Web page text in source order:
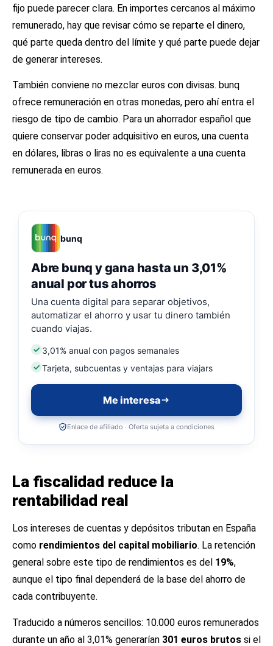
fijo puede parecer clara. En importes cercanos al máximo
remunerado, hay que revisar cómo se reparte el dinero,
qué parte queda dentro del límite y qué parte puede dejar
de generar intereses.
También conviene no mezclar euros con divisas. bunq
ofrece remuneración en otras monedas, pero ahí entra el
riesgo de tipo de cambio. Para un ahorrador español que
quiere conservar poder adquisitivo en euros, una cuenta
en dólares, libras o liras no es equivalente a una cuenta
remunerada en euros.
bunq
Abre bunq y gana hasta un 3,01%
anual por tus ahorros
Una cuenta digital para separar objetivos,
automatizar el ahorro y usar tu dinero también
cuando viajas.
3,01% anual con pagos semanales
Tarjeta, subcuentas y ventajas para viajars
Me interesa
Enlace de afiliado · Oferta sujeta a condiciones
La fiscalidad reduce la
rentabilidad real
Los intereses de cuentas y depósitos tributan en España
como rendimientos del capital mobiliario. La retención
general sobre este tipo de rendimientos es del 19%,
aunque el tipo final dependerá de la base del ahorro de
cada contribuyente.
Traducido a números sencillos: 10.000 euros remunerados
durante un año al 3,01% generarían 301 euros brutos si el